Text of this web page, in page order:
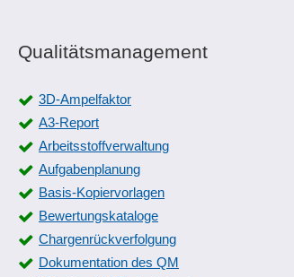
Qualitätsmanagement
3D-Ampelfaktor
A3-Report
Arbeitsstoffverwaltung
Aufgabenplanung
Basis-Kopiervorlagen
Bewertungskataloge
Chargenrückverfolgung
Dokumentation des QM